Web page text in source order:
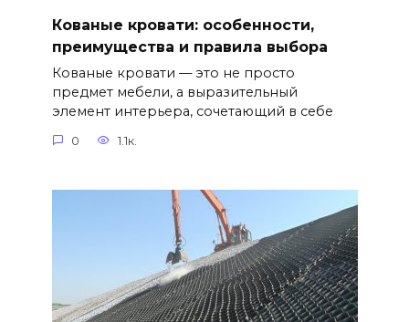
Кованые кровати: особенности,
преимущества и правила выбора
Кованые кровати — это не просто
предмет мебели, а выразительный
элемент интерьера, сочетающий в себе
0 1.1к.